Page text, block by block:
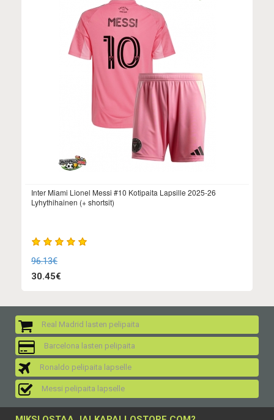
Inter Miami Lionel Messi #10 Kotipaita Lapsille 2025-26
Lyhythihainen (+ shortsit)
96.13€
30.45€
Real Madrid lasten pelipaita
Barcelona lasten pelipaita
Ronaldo pelipaita lapselle
Messi pelipaita lapselle